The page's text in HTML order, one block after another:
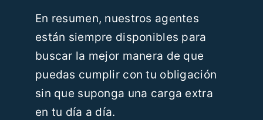
En resumen, nuestros agentes
están siempre disponibles para
buscar la mejor manera de que
puedas cumplir con tu obligación
sin que suponga una carga extra
en tu día a día.